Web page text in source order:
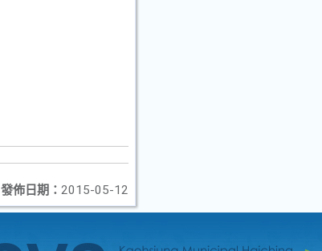
發佈日期： 2015-05-12